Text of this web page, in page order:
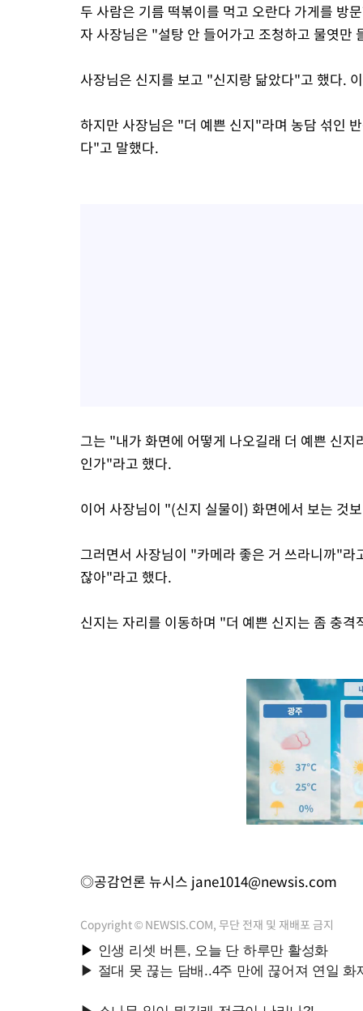
두 사람은 기름 떡볶이를 먹고 오란다 가게를 방
자 사장님은 "설탕 안 들어가고 조청하고 물엿만
사장님은 신지를 보고 "신지랑 닮았다"고 했다.
하지만 사장님은 "더 예쁜 신지"라며 농담 섞인
다"고 말했다.
그는 "내가 화면에 어떻게 나오길래 더 예쁜 신
인가"라고 했다.
이어 사장님이 "(신지 실물이) 화면에서 보는 것
그러면서 사장님이 "카메라 좋은 거 쓰라니까"
잖아"라고 했다.
신지는 자리를 이동하며 "더 예쁜 신지는 좀 충
◎공감언론 뉴시스 jane1014@newsis.com
Copyright © NEWSIS.COM, 무단 전재 및 재배포 금지